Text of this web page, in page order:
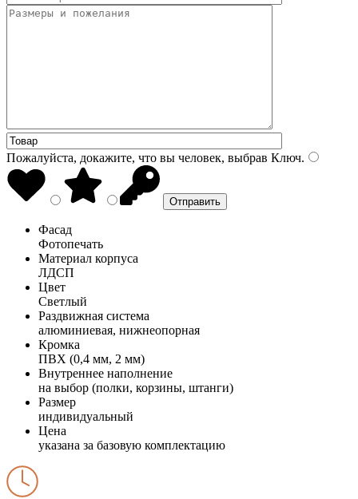
Пожалуйста, докажите, что вы человек, выбрав Ключ.
Фасад
Фотопечать
Материал корпуса
ЛДСП
Цвет
Светлый
Раздвижная система
алюминиевая, нижнеопорная
Кромка
ПВХ (0,4 мм, 2 мм)
Внутреннее наполнение
на выбор (полки, корзины, штанги)
Размер
индивидуальный
Цена
указана за базовую комплектацию